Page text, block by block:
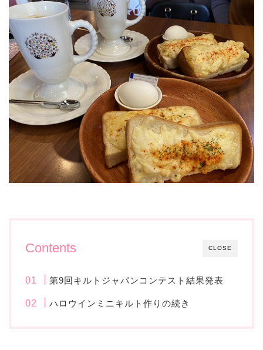
CLOSE
Contents
第9回キルトジャパンコンテスト結果発表
ハロウインミニキルト作りの続き